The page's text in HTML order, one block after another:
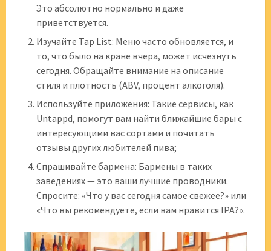
Это абсолютно нормально и даже
приветствуется.
Изучайте Tap List: Меню часто обновляется, и
то, что было на кране вчера, может исчезнуть
сегодня. Обращайте внимание на описание
стиля и плотность (ABV, процент алкоголя).
Используйте приложения: Такие сервисы, как
Untappd, помогут вам найти ближайшие бары с
интересующими вас сортами и почитать
отзывы других любителей пива;
Спрашивайте бармена: Бармены в таких
заведениях — это ваши лучшие проводники.
Спросите: «Что у вас сегодня самое свежее?» или
«Что вы рекомендуете, если вам нравится IPA?».